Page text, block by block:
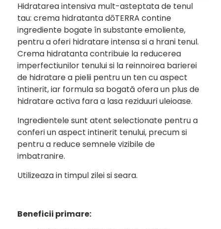
Hidratarea intensiva mult-asteptata de tenul
tau: crema hidratanta dōTERRA contine
ingrediente bogate în substante emoliente,
pentru a oferi hidratare intensa si a hrani tenul.
Crema hidratanta contribuie la reducerea
imperfectiunilor tenului si la reinnoirea barierei
de hidratare a pielii pentru un ten cu aspect
întinerit, iar formula sa bogată ofera un plus de
hidratare activa fara a lasa reziduuri uleioase.
Ingredientele sunt atent selectionate pentru a
conferi un aspect intinerit tenului, precum si
pentru a reduce semnele vizibile de
imbatranire.
Utilizeaza in timpul zilei si seara.
Beneficii primare: